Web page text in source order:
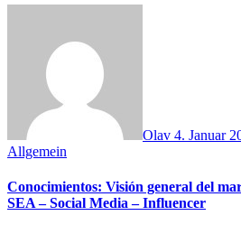
Olav 4. Januar
Allgemein
Conocimientos: Visión general del
SEA – Social Media – Influencer